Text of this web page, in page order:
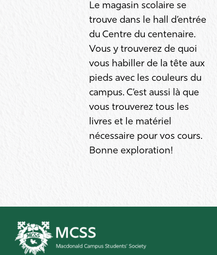
Le magasin scolaire se
trouve dans le hall d’entrée
du Centre du centenaire.
Vous y trouverez de quoi
vous habiller de la tête aux
pieds avec les couleurs du
campus. C’est aussi là que
vous trouverez tous les
livres et le matériel
nécessaire pour vos cours.
Bonne exploration!